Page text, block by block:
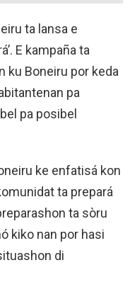
ta lansa e
E kampaña ta
ku Boneiru por keda
pa
pa posibel
ke enfatisá kon
ta prepará
ta sòru
kiko nan por hasi
di